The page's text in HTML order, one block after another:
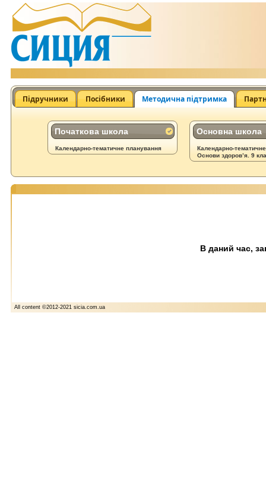
Підручники Посібники Методична підтримка
Початкова школа
Календарно-тематичне планування
Основна школа
Календарно-
Основи здоров’я. 9
В даний час,
All content ©2012-2021 sicia.com.ua